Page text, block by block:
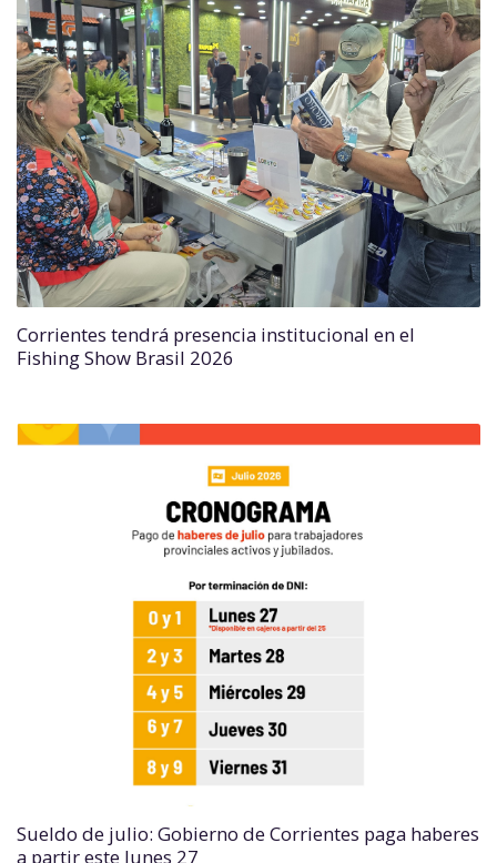
Corrientes tendrá presencia institucional en el
Fishing Show Brasil 2026
Sueldo de julio: Gobierno de Corrientes paga haberes
a partir este lunes 27